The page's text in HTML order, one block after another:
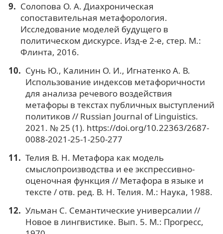
Солопова О. А. Диахроническая
сопоставительная метафорология.
Исследование моделей будущего в
политическом дискурсе. Изд-е 2-е, стер. М.:
Флинта, 2016.
Сунь Ю., Калинин О. И., Игнатенко А. В.
Использование индексов метафоричности
для анализа речевого воздействия
метафоры в текстах публичных выступлений
политиков // Russian Journal of Linguistics.
2021. № 25 (1). https://doi.org/10.22363/2687-
0088-2021-25-1-250-277
Телия В. Н. Метафора как модель
смыслопроизводства и ее экспрессивно-
оценочная функция // Метафора в языке и
тексте / отв. ред. В. Н. Телия. М.: Наука, 1988.
Ульман С. Семантические универсалии //
Новое в лингвистике. Вып. 5. М.: Прогресс,